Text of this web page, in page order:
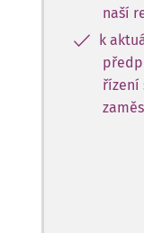
naší
k
řízení